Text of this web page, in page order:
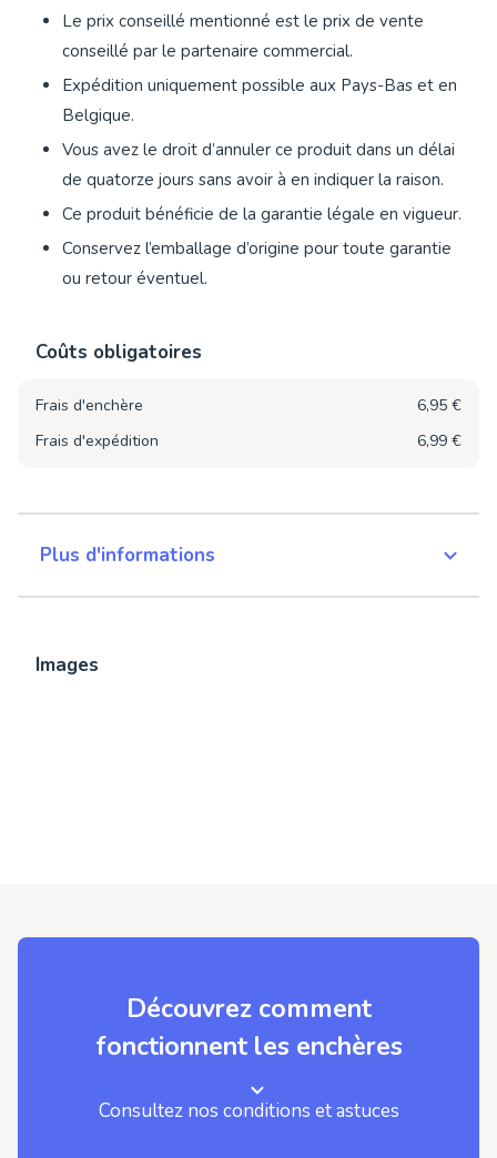
Le prix conseillé mentionné est le prix de vente
conseillé par le partenaire commercial.
Expédition uniquement possible aux Pays-Bas et en
Belgique.
Vous avez le droit d’annuler ce produit dans un délai
de quatorze jours sans avoir à en indiquer la raison.
Ce produit bénéficie de la garantie légale en vigueur.
Conservez l’emballage d’origine pour toute garantie
ou retour éventuel.
Coûts obligatoires
Frais d'enchère
6,95 €
Frais d'expédition
6,99 €
Plus d'informations
Images
Découvrez comment
fonctionnent les enchères
Consultez nos conditions et astuces